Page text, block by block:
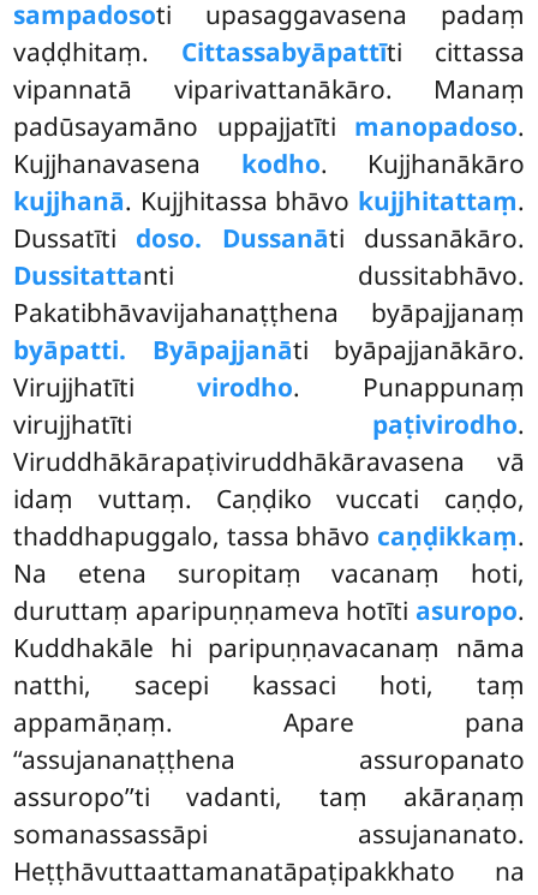
sampadosoti upasaggavasena padaṃ
vaḍḍhitaṃ. Cittassabyāpattīti cittassa
vipannatā viparivattanākāro. Manaṃ
padūsayamāno uppajjatīti manopadoso.
Kujjhanavasena kodho. Kujjhanākāro
kujjhanā. Kujjhitassa bhāvo kujjhitattaṃ.
Dussatīti doso. Dussanāti dussanākāro.
Dussitattanti dussitabhāvo.
Pakatibhāvavijahanaṭṭhena byāpajjanaṃ
byāpatti. Byāpajjanāti byāpajjanākāro.
Virujjhatīti virodho. Punappunaṃ
virujjhatīti paṭivirodho.
Viruddhākārapaṭiviruddhākāravasena vā
idaṃ vuttaṃ. Caṇḍiko vuccati caṇḍo,
thaddhapuggalo, tassa bhāvo caṇḍikkaṃ.
Na etena suropitaṃ vacanaṃ hoti,
duruttaṃ aparipuṇṇameva hotīti asuropo.
Kuddhakāle hi paripuṇṇavacanaṃ nāma
natthi, sacepi kassaci hoti, taṃ
appamāṇaṃ. Apare pana
‘‘assujananaṭṭhena assuropanato
assuropo’’ti vadanti, taṃ akāraṇaṃ
somanassassāpi assujananato.
Heṭṭhāvuttaattamanatāpaṭipakkhato na